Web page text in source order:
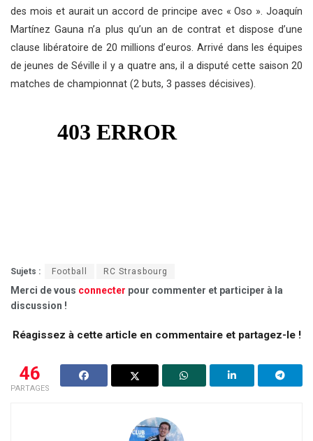
des mois et aurait un accord de principe avec « Oso ». Joaquín
Martínez Gauna n’a plus qu’un an de contrat et dispose d’une
clause libératoire de 20 millions d’euros. Arrivé dans les équipes
de jeunes de Séville il y a quatre ans, il a disputé cette saison 20
matches de championnat (2 buts, 3 passes décisives).
Sujets : Football RC Strasbourg
Merci de vous connecter pour commenter et participer à la
discussion !
Réagissez à cette article en commentaire et partagez-le !
46
PARTAGES